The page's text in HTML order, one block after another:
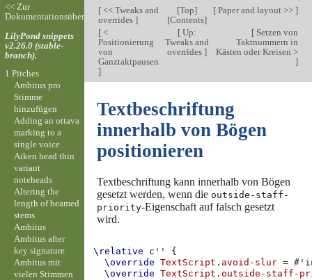
[<< Tweaks and
overrides ]
[Top]
[Contents]
[Paper and layout >> ]
[<
Positionierung
von
Ganztaktpausen
]
[ Up:
Tweaks and
overrides]
[Setzen von
Taktnummern in
Kästen oder Kreisen >
]
Textbeschriftung
innerhalb von Bögen
positionieren
Textbeschriftung kann innerhalb von Bögen
gesetzt werden, wenn die outside-staff-
priority-Eigenschaft auf falsch gesetzt
wird.
\relative c''
{
\override
TextScript . avoid-slur = #
\override
TextScript .outside-staff-
<< Zur
Dokumentationsübersicht
LilyPond snippets
v2.26.0 (stable-
branch).
1 Pitches
Ambitus pro
Stimme
hinzufügen
Adding an ottava
marking to a
single voice
Aiken head thin
variant
noteheads
Altering the
length of beamed
stems
Ambitus
Ambitus after
key signature
Ambitus mit
vielen Stimmen